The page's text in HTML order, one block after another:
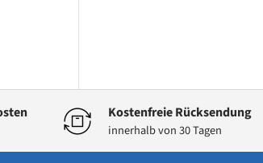
Kostenfreie Rücksendung
innerhalb von 30 Tagen